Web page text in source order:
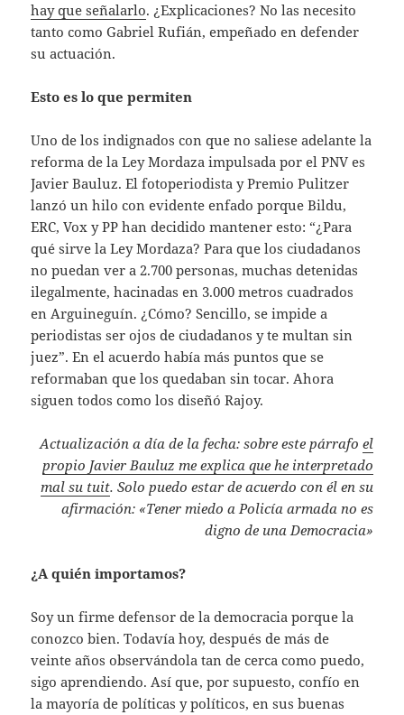
hay que señalarlo. ¿Explicaciones? No las necesito
tanto como Gabriel Rufián, empeñado en defender
su actuación.
Esto es lo que permiten
Uno de los indignados con que no saliese adelante la
reforma de la Ley Mordaza impulsada por el PNV es
Javier Bauluz. El fotoperiodista y Premio Pulitzer
lanzó un hilo con evidente enfado porque Bildu,
ERC, Vox y PP han decidido mantener esto: “¿Para
qué sirve la Ley Mordaza? Para que los ciudadanos
no puedan ver a 2.700 personas, muchas detenidas
ilegalmente, hacinadas en 3.000 metros cuadrados
en Arguineguín. ¿Cómo? Sencillo, se impide a
periodistas ser ojos de ciudadanos y te multan sin
juez”. En el acuerdo había más puntos que se
reformaban que los quedaban sin tocar. Ahora
siguen todos como los diseñó Rajoy.
Actualización a día de la fecha: sobre este párrafo el
propio Javier Bauluz me explica que he interpretado
mal su tuit. Solo puedo estar de acuerdo con él en su
afirmación: «Tener miedo a Policía armada no es
digno de una Democracia»
¿A quién importamos?
Soy un firme defensor de la democracia porque la
conozco bien. Todavía hoy, después de más de
veinte años observándola tan de cerca como puedo,
sigo aprendiendo. Así que, por supuesto, confío en
la mayoría de políticas y políticos, en sus buenas